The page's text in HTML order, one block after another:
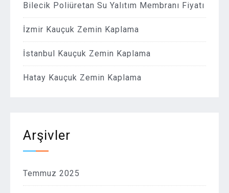
Bilecik Poliüretan Su Yalıtım Membranı Fiyatı
İzmir Kauçuk Zemin Kaplama
İstanbul Kauçuk Zemin Kaplama
Hatay Kauçuk Zemin Kaplama
Arşivler
Temmuz 2025